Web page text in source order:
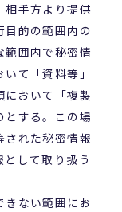
相手方より提供
的の範囲内の
範囲内で秘密情
て「資料等」
において「複製
とする。この場
された秘密情報
して取り扱う
ない範囲にお